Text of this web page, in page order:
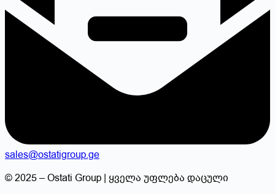
sales@ostatigroup.ge
© 2025 – Ostati Group | ყველა უფლება დაცული